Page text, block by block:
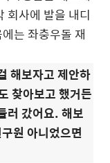
회사에 발을 내디
는 좌충우돌 재
해보자고 제안하
찾아보고 했거든
러 갔어요. 해보
원 아니었으면